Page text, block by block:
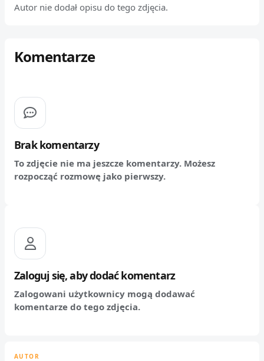
Autor nie dodał opisu do tego zdjęcia.
Komentarze
Brak komentarzy
To zdjęcie nie ma jeszcze komentarzy. Możesz
rozpocząć rozmowę jako pierwszy.
Zaloguj się, aby dodać komentarz
Zalogowani użytkownicy mogą dodawać
komentarze do tego zdjęcia.
AUTOR